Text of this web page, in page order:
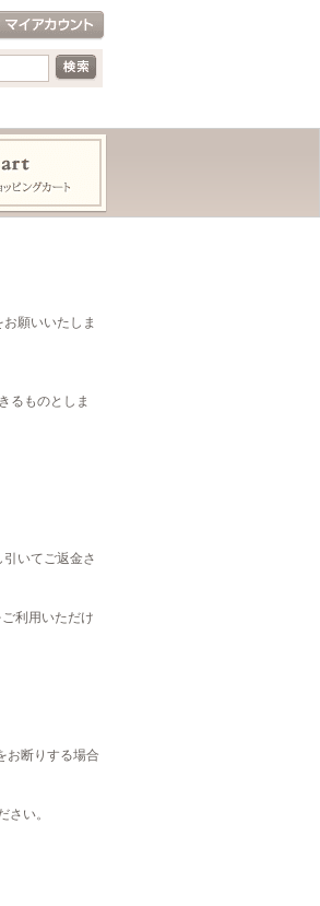
願いいたしま
るものとしま
いてご返金さ
利用いただけ
お断りする場合
い。